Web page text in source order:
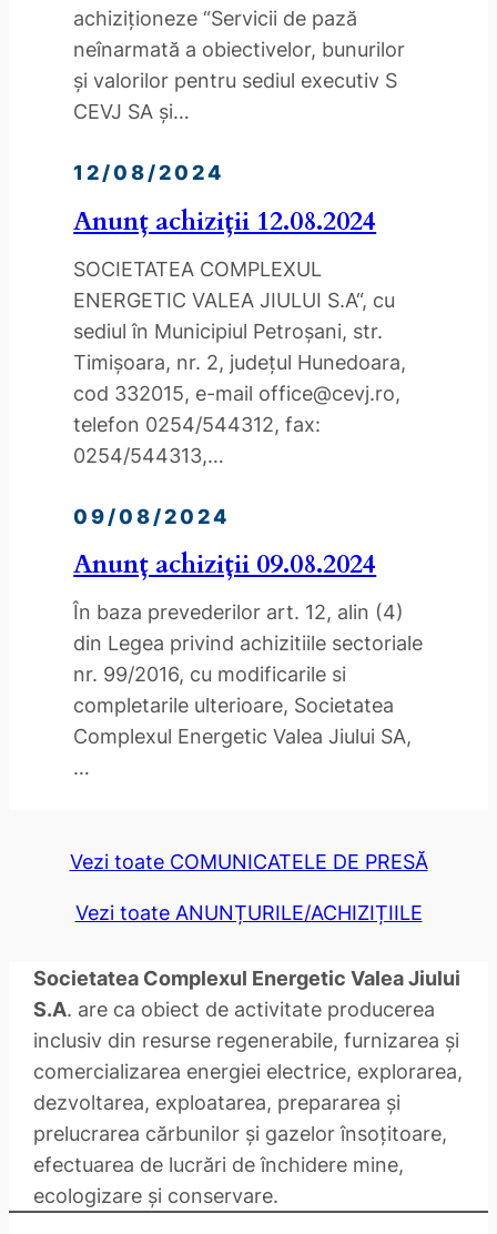
achiziţioneze “Servicii de pază
neînarmată a obiectivelor, bunurilor
și valorilor pentru sediul executiv S
CEVJ SA și…
12/08/2024
Anunț achiziții 12.08.2024
SOCIETATEA COMPLEXUL
ENERGETIC VALEA JIULUI S.A“, cu
sediul în Municipiul Petroşani, str.
Timişoara, nr. 2, judeţul Hunedoara,
cod 332015, e-mail office@cevj.ro,
telefon 0254/544312, fax:
0254/544313,…
09/08/2024
Anunț achiziții 09.08.2024
În baza prevederilor art. 12, alin (4)
din Legea privind achizitiile sectoriale
nr. 99/2016, cu modificarile si
completarile ulterioare, Societatea
Complexul Energetic Valea Jiului SA,
…
Vezi toate COMUNICATELE DE PRESĂ
Vezi toate ANUNȚURILE/ACHIZIȚIILE
Societatea Complexul Energetic Valea Jiului
S.A. are ca obiect de activitate producerea
inclusiv din resurse regenerabile, furnizarea și
comercializarea energiei electrice, explorarea,
dezvoltarea, exploatarea, prepararea și
prelucrarea cărbunilor și gazelor însoțitoare,
efectuarea de lucrări de închidere mine,
ecologizare și conservare.